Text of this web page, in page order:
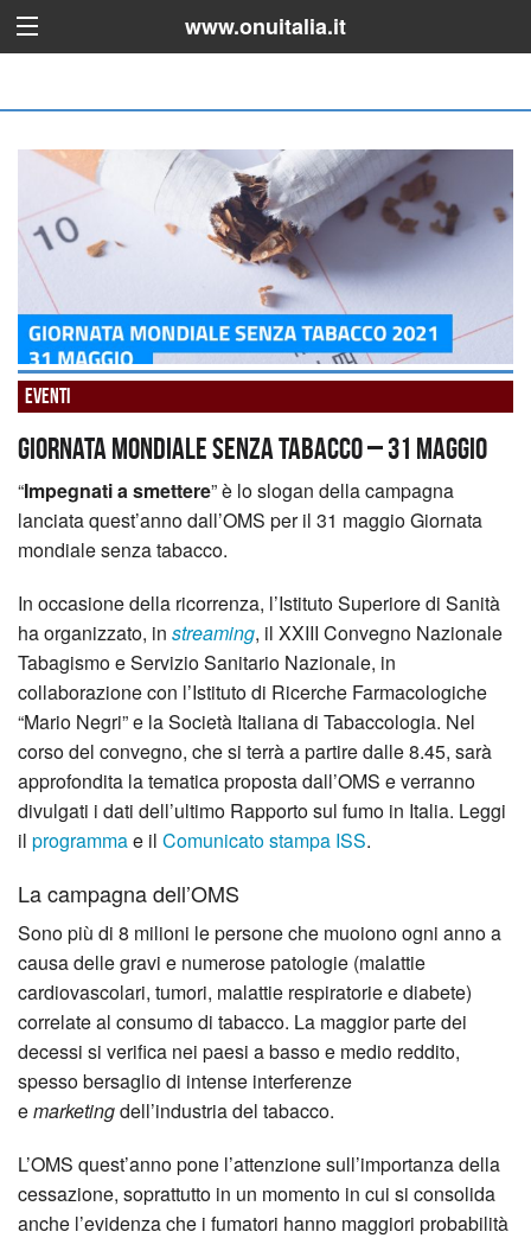
www.onuitalia.it
Eventi
Giornata mondiale senza tabacco – 31 maggio
“Impegnati a smettere” è lo slogan della campagna
lanciata quest’anno dall’OMS per il 31 maggio Giornata
mondiale senza tabacco.
In occasione della ricorrenza, l’Istituto Superiore di Sanità
ha organizzato, in streaming, il XXIII Convegno Nazionale
Tabagismo e Servizio Sanitario Nazionale, in
collaborazione con l’Istituto di Ricerche Farmacologiche
“Mario Negri” e la Società Italiana di Tabaccologia. Nel
corso del convegno, che si terrà a partire dalle 8.45, sarà
approfondita la tematica proposta dall’OMS e verranno
divulgati i dati dell’ultimo Rapporto sul fumo in Italia. Leggi
il programmae il Comunicato stampa ISS.
La campagna dell’OMS
Sono più di 8 milioni le persone che muoiono ogni anno a
causa delle gravi e numerose patologie (malattie
cardiovascolari, tumori, malattie respiratorie e diabete)
correlate al consumo di tabacco. La maggior parte dei
decessi si verifica nei paesi a basso e medio reddito,
spesso bersaglio di intense interferenze
emarketingdell’industria del tabacco.
L’OMS quest’anno pone l’attenzione sull’importanza della
cessazione, soprattutto in un momento in cui si consolida
anche l’evidenza che i fumatori hanno maggiori probabilità